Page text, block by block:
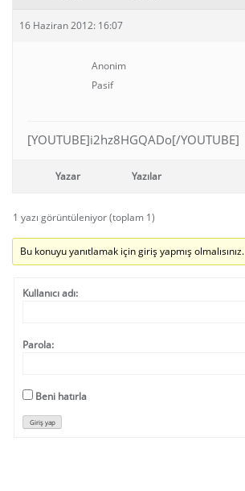
16 Haziran 2012: 16:07
Anonim
Pasif
[YOUTUBE]i2hz8HGQADo[/YOUTUBE]
Yazar Yazılar
1 yazı görüntüleniyor (toplam 1)
Bu konuyu yanıtlamak için giriş yapmış olmalısınız.
Kullanıcı adı:
Parola:
Beni hatırla
Giriş yap